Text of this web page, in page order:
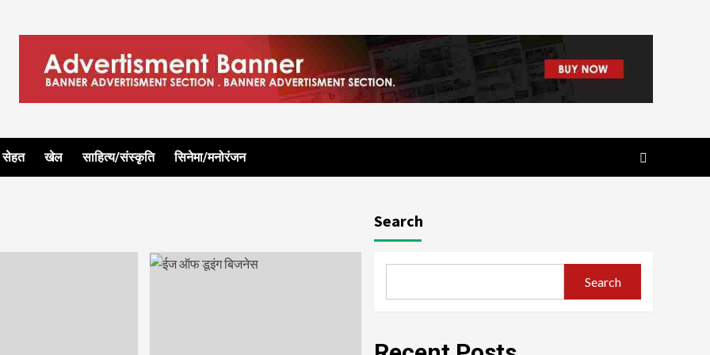
सेहत खेल साहित्य/संस्कृति सिनेमा/मनोरंजन
Search
Search